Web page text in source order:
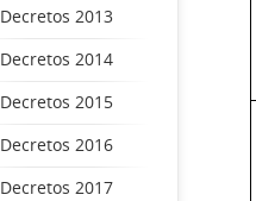
Decretos 2013
Decretos 2014
Decretos 2015
Decretos 2016
Decretos 2017